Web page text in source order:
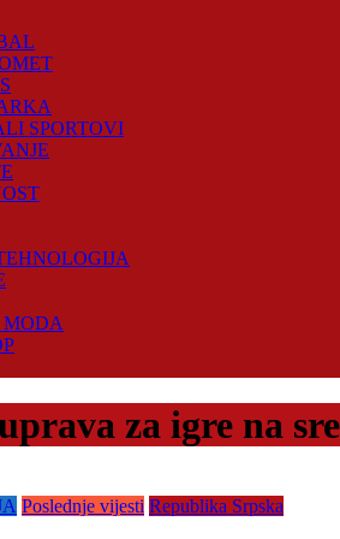
SPORTOVI
MODA
za igre na
Poslednje vijesti Republika Srpska